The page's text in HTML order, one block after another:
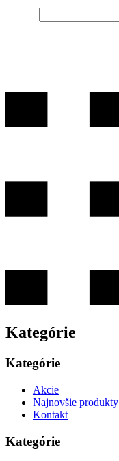
Kategórie
Kategórie
Akcie
Najnovšie produkty
Kontakt
Kategórie